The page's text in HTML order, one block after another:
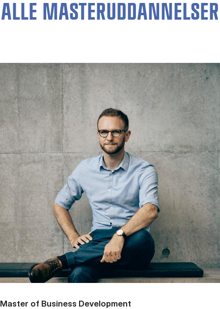
ALLE MASTERUDDANNELSER
Master of Business Development